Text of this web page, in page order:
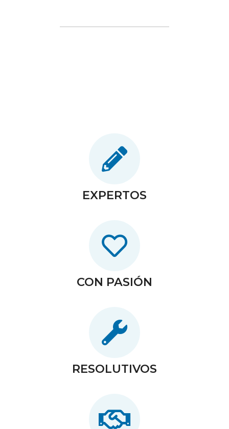
EXPERTOS
CON PASIÓN
RESOLUTIVOS